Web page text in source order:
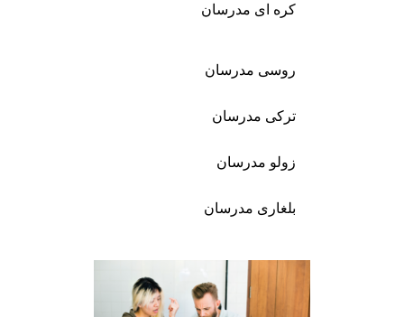
کره ای مدرسان
روسی مدرسان
ترکی مدرسان
زولو مدرسان
بلغاری مدرسان